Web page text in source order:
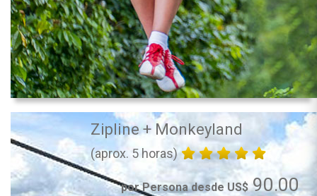
Zipline + Monkeyland
(aprox. 5 horas)
por Persona desde US$90.00